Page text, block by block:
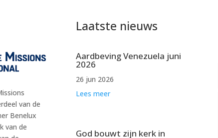
van de
Benelux
van de
Laatste nieuws
Aardbeving Venezuela juni
2026
26 jun 2026
Lees meer
God bouwt zijn kerk in